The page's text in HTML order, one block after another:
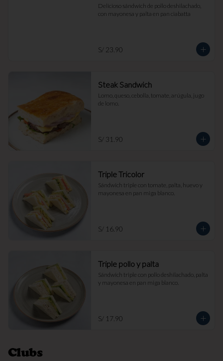
Delicioso sándwich de pollo deshilachado,
con mayonesa y palta en pan ciabatta
S/ 23.90
Steak Sandwich
Lomo, queso, cebolla, tomate, arúgula, jugo
de lomo.
S/ 31.90
Triple Tricolor
Sándwich triple con tomate, palta, huevo y
mayonesa en pan miga blanco.
S/ 16.90
Triple pollo y palta
Sándwich triple con pollo deshilachado, palta
y mayonesa en pan miga blanco.
S/ 17.90
Clubs